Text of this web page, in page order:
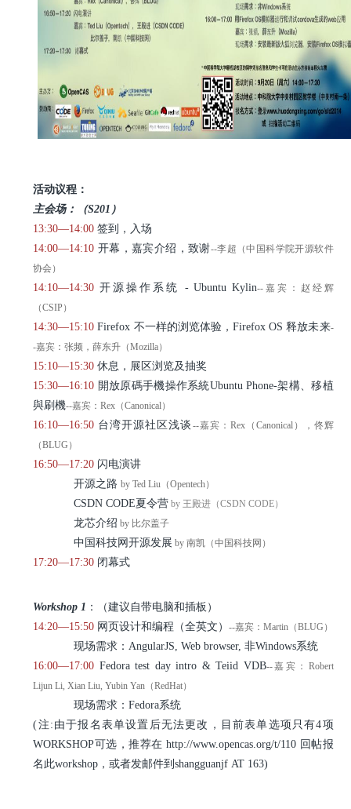
活动议程：
主会场：（S201）
13:30—14:00 签到，入场
14:00—14:10 开幕，嘉宾介绍，致谢--李超（中国科学院开源软件
协会）
14:10—14:30 开源操作系统 - Ubuntu Kylin--嘉宾：赵经辉
（CSIP）
14:30—15:10 Firefox 不一样的浏览体验，Firefox OS 释放未来-
-嘉宾：张频，薛东升（Mozilla）
15:10—15:30 休息，展区浏览及抽奖
15:30—16:10 開放原碼手機操作系統Ubuntu Phone-架構、移植
與刷機--嘉宾：Rex（Canonical）
16:10—16:50 台湾开源社区浅谈 --嘉宾：Rex（Canonical），佟辉
（BLUG）
16:50—17:20 闪电演讲
开源之路by Ted Liu（Opentech）
CSDN CODE夏令营 by 王殿进（CSDN CODE）
龙芯介绍 by 比尔盖子
中国科技网开源发展 by 南凯（中国科技网）
17:20—17:30 闭幕式
Workshop 1 ：（建议自带电脑和插板）
14:20—15:50 网页设计和编程（全英文）--嘉宾：Martin（BLUG）
现场需求：AngularJS, Web browser, 非Windows系统
16:00—17:00 Fedora test day intro & Teiid VDB--嘉宾：Robert
Lijun Li, Xian Liu, Yubin Yan（RedHat）
现场需求：Fedora系统
(注:由于报名表单设置后无法更改，目前表单选项只有4项
WORKSHOP可选，推荐在 http://www.opencas.org/t/110 回帖报
名此workshop，或者发邮件到shangguanjf AT 163)